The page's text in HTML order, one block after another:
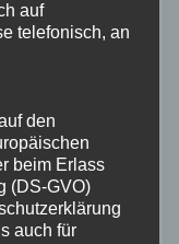
besonderen
auf
telefonisch, an
den
beim Erlass
(DS-GVO)
auch für